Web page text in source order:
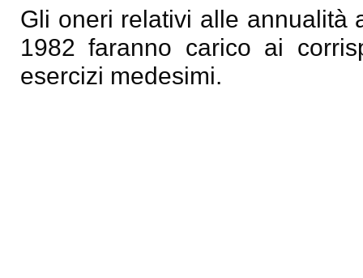
Gli oneri relativi alle annualità
1982 faranno carico ai
esercizi medesimi.